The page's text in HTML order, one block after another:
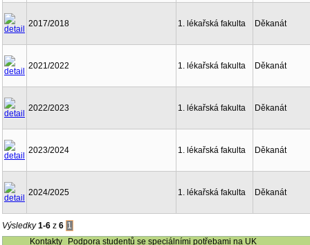
2017/2018 1. lékařská fakulta Děkanát
2021/2022 1. lékařská fakulta Děkanát
2022/2023 1. lékařská fakulta Děkanát
2023/2024 1. lékařská fakulta Děkanát
2024/2025 1. lékařská fakulta Děkanát
Výsledky1-6 z 6 1
Kontakty
Podpora studentů se speciálními potřebami na UK